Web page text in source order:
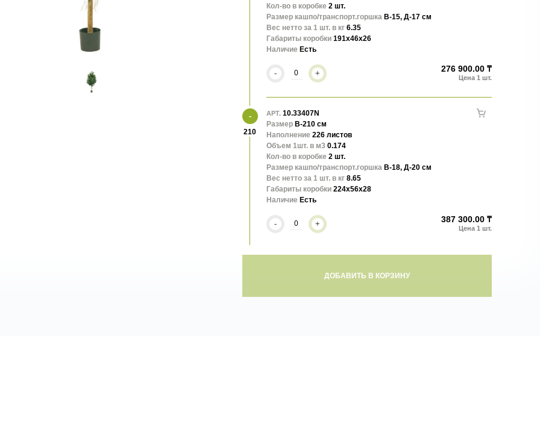
Кол-во в коробке 2 шт.
Размер кашпо/транспорт.горшка В-15, Д-17 см
Вес нетто за 1 шт. в кг 6.35
Габариты коробки 191x46x26
Наличие Есть
- + 276 900.00 ₸
210
АРТ. 10.33407N
Размер В-210 см
Наполнение 226 листов
Объем 1шт. в м3 0.174
Кол-во в коробке 2 шт.
Размер кашпо/транспорт.горшка В-18, Д-20 см
Вес нетто за 1 шт. в кг 8.65
Габариты коробки 224x56x28
Наличие Есть
- + 387 300.00 ₸
ДОБАВИТЬ В КОРЗИНУ